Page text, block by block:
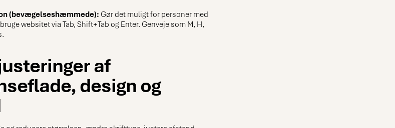
(bevægelseshæmmede): Gør det muligt for personer med
websitet via Tab, Shift+Tab og Enter. Genveje som M, H,
af
design og